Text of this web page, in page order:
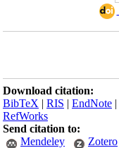
Download citation:
BibTeX |RIS |EndNote
RefWorks
Send citation to:
Mendeley
Zotero